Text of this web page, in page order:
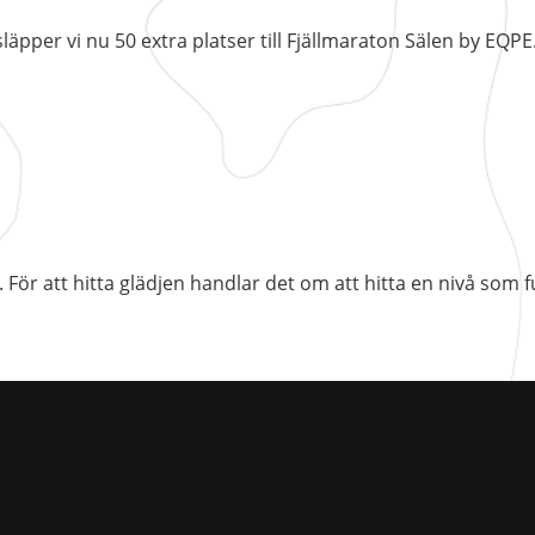
vi nu 50 extra platser till Fjällmaraton Sälen by
att hitta glädjen handlar det om att hitta en nivå